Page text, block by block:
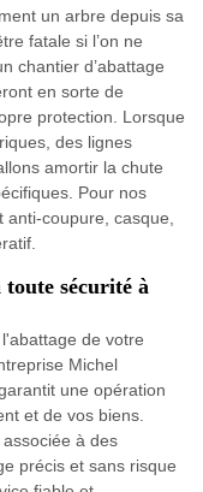
un arbre depuis sa
fatale si l’on ne
chantier d’abattage
en sorte de
protection. Lorsque
des lignes
amortir la chute
Pour nos
anti-coupure, casque,
toute sécurité à
de votre
Michel
une opération
et de vos biens.
à des
précis et sans risque